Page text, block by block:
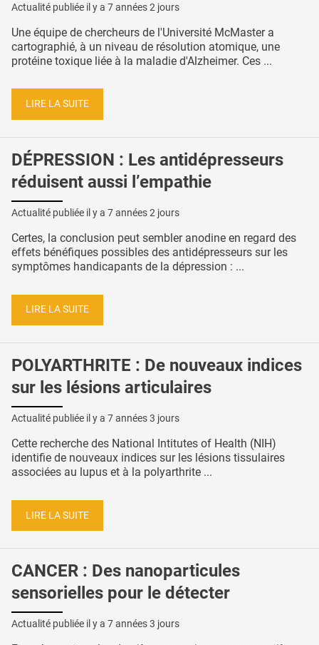
Actualité publiée il y a 7 années 2 jours
Une équipe de chercheurs de l'Université McMaster a
cartographié, à un niveau de résolution atomique, une
protéine toxique liée à la maladie d'Alzheimer. Ces ...
LIRE LA SUITE
DÉPRESSION : Les antidépresseurs
réduisent aussi l’empathie
Actualité publiée il y a 7 années 2 jours
Certes, la conclusion peut sembler anodine en regard des
effets bénéfiques possibles des antidépresseurs sur les
symptômes handicapants de la dépression : ...
LIRE LA SUITE
POLYARTHRITE : De nouveaux indices
sur les lésions articulaires
Actualité publiée il y a 7 années 3 jours
Cette recherche des National Intitutes of Health (NIH)
identifie de nouveaux indices sur les lésions tissulaires
associées au lupus et à la polyarthrite ...
LIRE LA SUITE
CANCER : Des nanoparticules
sensorielles pour le détecter
Actualité publiée il y a 7 années 3 jours